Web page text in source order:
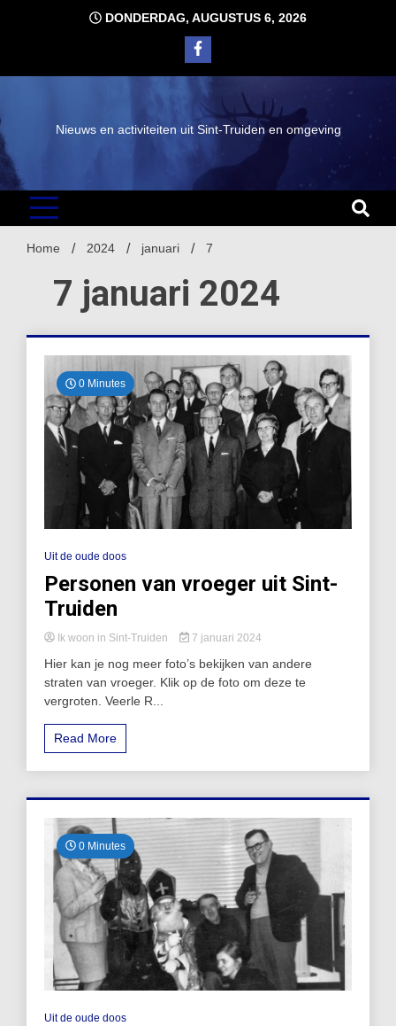
DONDERDAG, AUGUSTUS 6, 2026
Nieuws en activiteiten uit Sint-Truiden en omgeving
Home 2024 januari 7
7 januari 2024
0 Minutes
Uit de oude doos
Personen van vroeger uit Sint-
Truiden
Ik woon in Sint-Truiden 7 januari 2024
Hier kan je nog meer foto’s bekijken van andere
straten van vroeger. Klik op de foto om deze te
vergroten. Veerle R...
Read More
0 Minutes
Uit de oude doos